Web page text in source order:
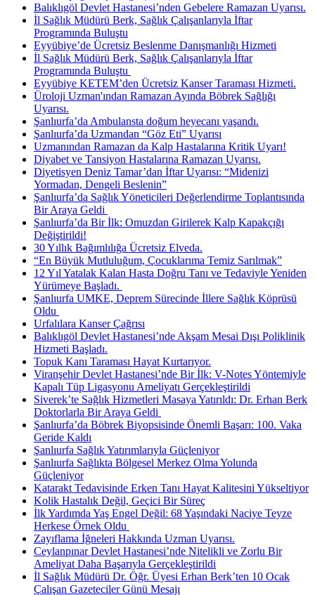
Balıklıgöl Devlet Hastanesi’nden Gebelere Ramazan Uyarısı.
İl Sağlık Müdürü Berk, Sağlık Çalışanlarıyla İftar
Programında Buluştu
Eyyübiye’de Ücretsiz Beslenme Danışmanlığı Hizmeti
İl Sağlık Müdürü Berk, Sağlık Çalışanlarıyla İftar
Programında Buluştu ​
Eyyübiye KETEM’den Ücretsiz Kanser Taraması Hizmeti.
Üroloji Uzman'ından Ramazan Ayında Böbrek Sağlığı
Uyarısı.
Şanlıurfa’da Ambulansta doğum heyecanı yaşandı.
Şanlıurfa’da Uzmandan “Göz Eti” Uyarısı
Uzmanından Ramazan da Kalp Hastalarına Kritik Uyarı!
Diyabet ve Tansiyon Hastalarına Ramazan Uyarısı.
Diyetisyen Deniz Tamar’dan İftar Uyarısı: “Midenizi
Yormadan, Dengeli Beslenin”
Şanlıurfa’da Sağlık Yöneticileri Değerlendirme Toplantısında
Bir Araya Geldi ​
Şanlıurfa’da Bir İlk: Omuzdan Girilerek Kalp Kapakçığı
Değiştirildi!
30 Yıllık Bağımlılığa Ücretsiz Elveda.
“En Büyük Mutluluğum, Çocuklarıma Temiz Sarılmak”
12 Yıl Yatalak Kalan Hasta Doğru Tanı ve Tedaviyle Yeniden
Yürümeye Başladı. ​
Şanlıurfa UMKE, Deprem Sürecinde İllere Sağlık Köprüsü
Oldu ​
Urfalılara Kanser Çağrısı
Balıklıgöl Devlet Hastanesi’nde Akşam Mesai Dışı Poliklinik
Hizmeti Başladı.
Topuk Kanı Taraması Hayat Kurtarıyor.
Viranşehir Devlet Hastanesi’nde Bir İlk: V-Notes Yöntemiyle
Kapalı Tüp Ligasyonu Ameliyatı Gerçekleştirildi
Siverek’te Sağlık Hizmetleri Masaya Yatırıldı: Dr. Erhan Berk
Doktorlarla Bir Araya Geldi ​
Şanlıurfa’da Böbrek Biyopsisinde Önemli Başarı: 100. Vaka
Geride Kaldı
Şanlıurfa Sağlık Yatırımlarıyla Güçleniyor
Şanlıurfa Sağlıkta Bölgesel Merkez Olma Yolunda
Güçleniyor
Katarakt Tedavisinde Erken Tanı Hayat Kalitesini Yükseltiyor
Kolik Hastalık Değil, Geçici Bir Süreç
İlk Yardımda Yaş Engel Değil: 68 Yaşındaki Naciye Teyze
Herkese Örnek Oldu ​
Zayıflama İğneleri Hakkında Uzman Uyarısı.
Ceylanpınar Devlet Hastanesi’nde Nitelikli ve Zorlu Bir
Ameliyat Daha Başarıyla Gerçekleştirildi
İl Sağlık Müdürü Dr. Öğr. Üyesi Erhan Berk’ten 10 Ocak
Çalışan Gazeteciler Günü Mesajı